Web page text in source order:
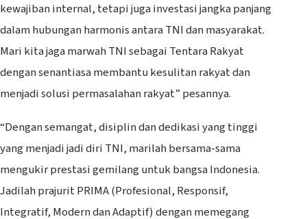
kewajiban internal, tetapi juga investasi jangka panjang
dalam hubungan harmonis antara TNI dan masyarakat.
Mari kita jaga marwah TNI sebagai Tentara Rakyat
dengan senantiasa membantu kesulitan rakyat dan
menjadi solusi permasalahan rakyat” pesannya.
“Dengan semangat, disiplin dan dedikasi yang tinggi
yang menjadi jadi diri TNI, marilah bersama-sama
mengukir prestasi gemilang untuk bangsa Indonesia.
Jadilah prajurit PRIMA (Profesional, Responsif,
Integratif, Modern dan Adaptif) dengan memegang